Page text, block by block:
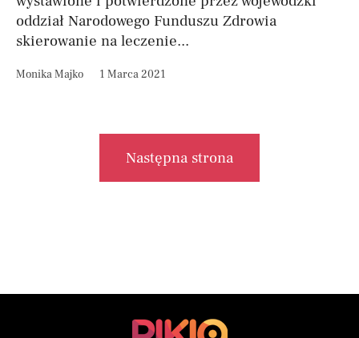
oddział Narodowego Funduszu Zdrowia
skierowanie na leczenie...
Monika Majko 1 Marca 2021
Następna strona